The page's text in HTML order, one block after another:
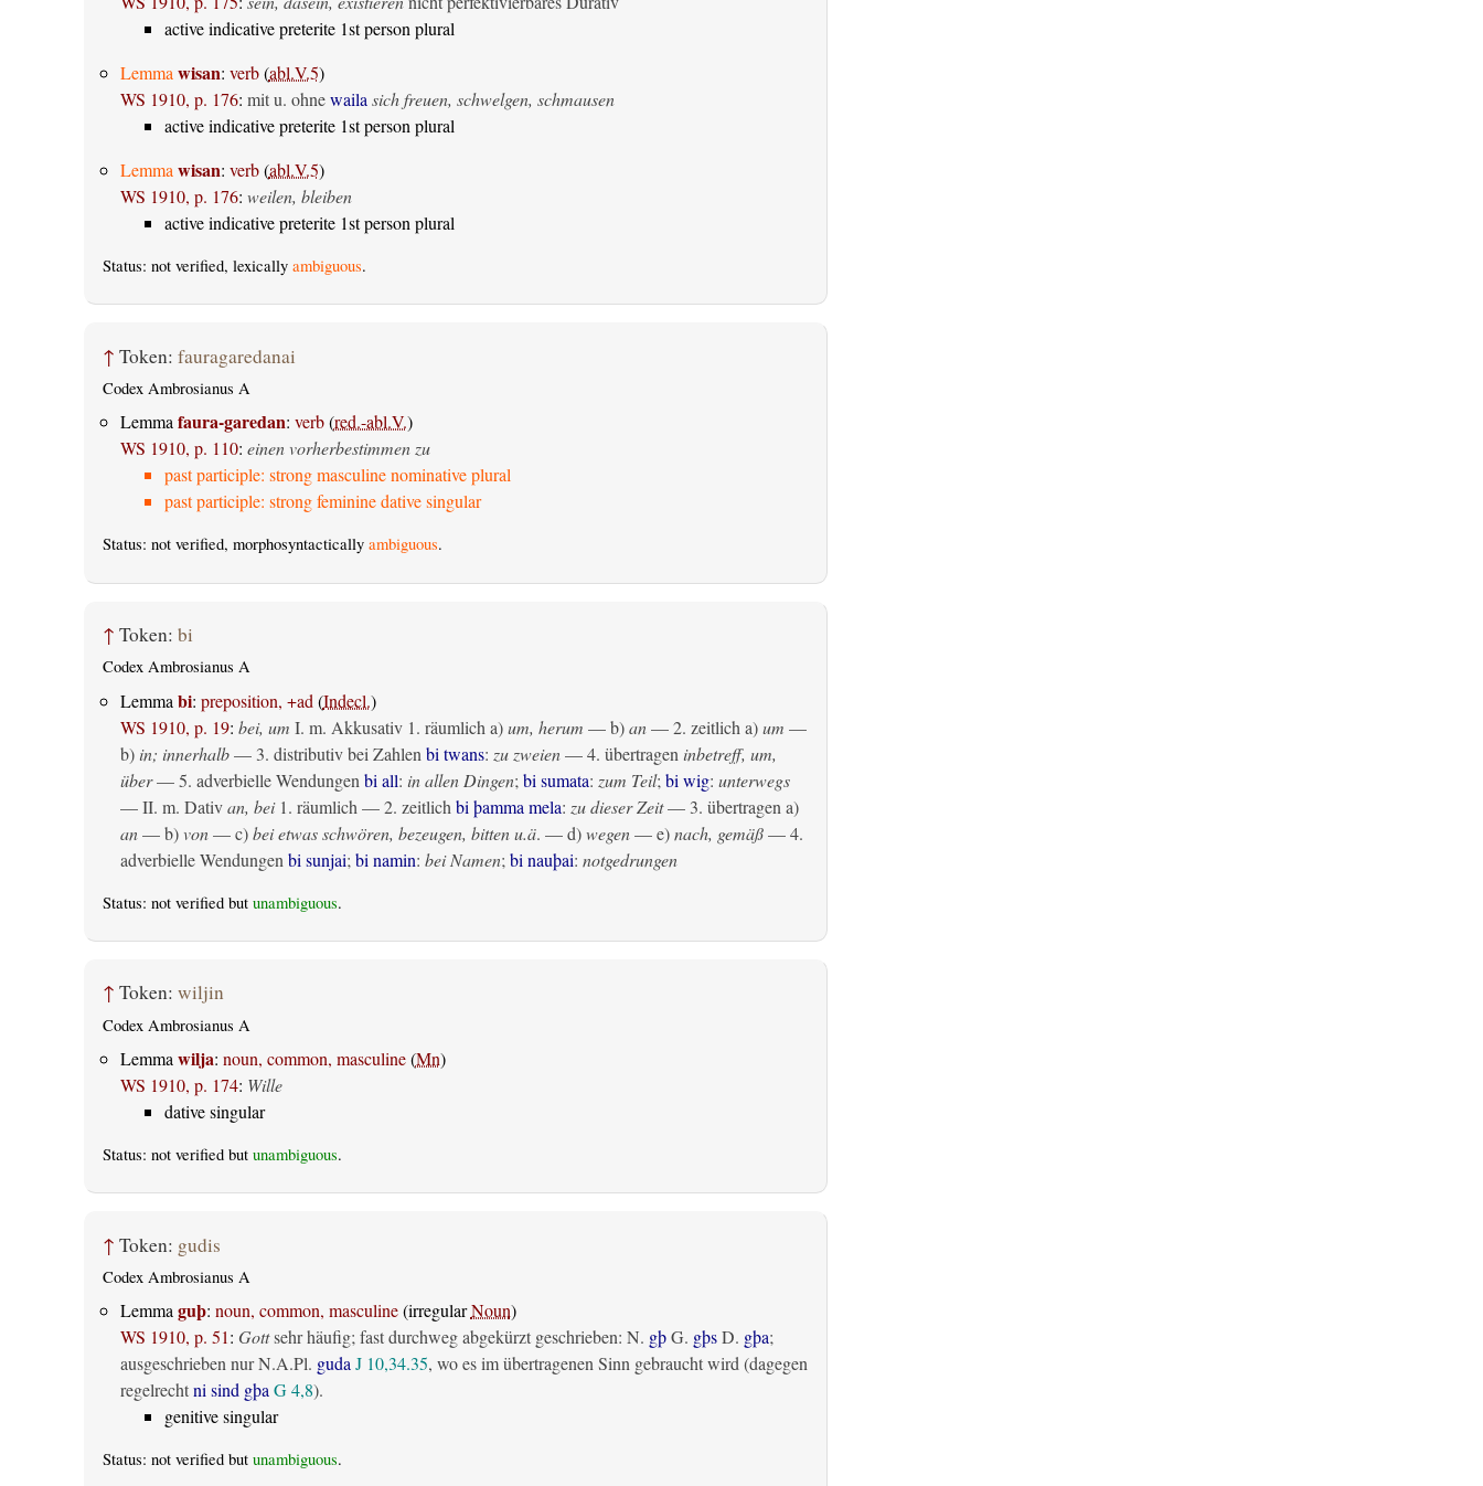
active indicative preterite 1st person plural
Lemma wisan: verb(abl.V.5)
WS 1910, p. 176: mit u. ohnewaila sich freuen, schwelgen, schmausen
active indicative preterite 1st person plural
Lemma wisan: verb(abl.V.5)
WS 1910, p. 176: weilen, bleiben
active indicative preterite 1st person plural
Status: not verified, lexically ambiguous.
↑ Token: fauragaredanai
Codex Ambrosianus A
Lemmafaura-garedan: verb(red.-abl.V.)
WS 1910, p. 110: einen vorherbestimmen zu
past participle: strong masculine nominative plural
past participle: strong feminine dative singular
Status: not verified, morphosyntactically ambiguous.
↑ Token: bi
Codex Ambrosianus A
Lemma bi: preposition, +ad (Indecl.)
WS 1910, p. 19: bei, um I. m. Akkusativ1. räumlich a)um, herum — b)an— 2. zeitlich a)um —
b) in; innerhalb— 3. distributiv bei Zahlen bi twans: zu zweien— 4. übertragen inbetreff, um,
über— 5. adverbielle Wendungen bi all: in allen Dingen; bi sumata: zum Teil; bi wig: unterwegs
— II. m. Dativ an, bei1. räumlich — 2. zeitlich bi þamma mela: zu dieser Zeit— 3. übertragen a)
an— b)von— c)bei etwas schwören, bezeugen, bitten u.ä. — d)wegen— e)nach, gemäß— 4.
adverbielle Wendungen bi sunjai; bi namin: bei Namen; bi nauþai: notgedrungen
Status: not verified but unambiguous.
↑ Token: wiljin
Codex Ambrosianus A
Lemma wilja: noun, common, masculine(Mn)
WS 1910, p. 174: Wille
dative singular
Status: not verified but unambiguous.
↑ Token: gudis
Codex Ambrosianus A
Lemmaguþ: noun, common, masculine(irregularNoun)
WS 1910, p. 51: Gottsehr häufig; fast durchweg abgekürzt geschrieben: N. gþG. gþsD. gþa;
ausgeschrieben nur N.A.Pl. guda J 10,34.35, wo es im übertragenen Sinn gebraucht wird (dagegen
regelrechtni sind gþa G 4,8).
genitive singular
Status: not verified but unambiguous.